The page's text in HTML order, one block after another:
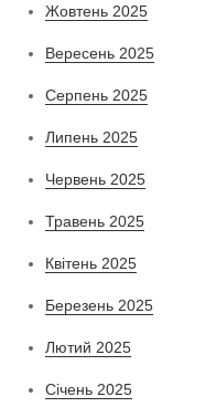
Жовтень 2025
Вересень 2025
Серпень 2025
Липень 2025
Червень 2025
Травень 2025
Квітень 2025
Березень 2025
Лютий 2025
Січень 2025